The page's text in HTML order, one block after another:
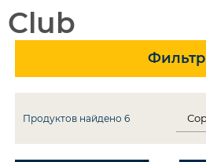
Club
Фильтр
Продуктов найдено6